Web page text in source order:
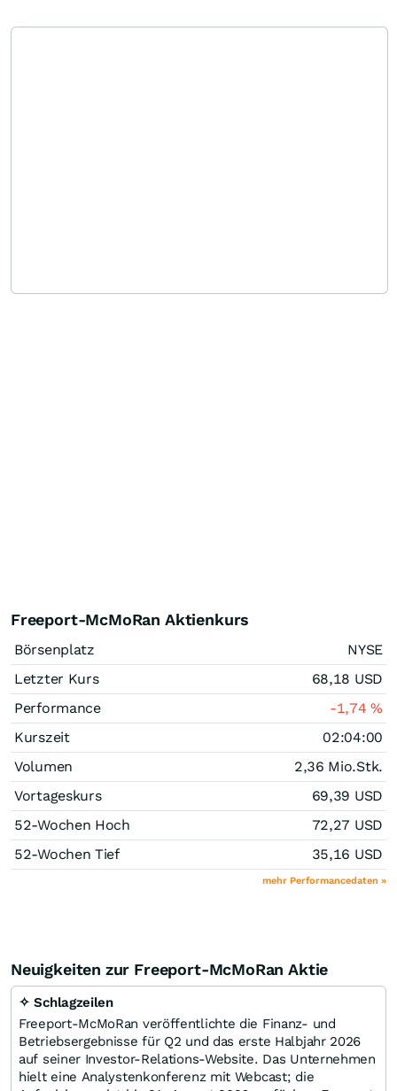
Freeport-McMoRan Aktienkurs
Börsenplatz
NYSE
Letzter Kurs
68,18 USD
Performance
-1,74%
Kurszeit
02:04:00
Volumen
2,36 Mio.Stk.
Vortageskurs
69,39 USD
52-Wochen Hoch
72,27 USD
52-Wochen Tief
35,16 USD
mehr Performancedaten »
Neuigkeiten zur Freeport-McMoRan Aktie
✧ Schlagzeilen
Freeport-McMoRan veröffentlichte die Finanz- und
Betriebsergebnisse für Q2 und das erste Halbjahr 2026
auf seiner Investor-Relations-Website. Das Unternehmen
hielt eine Analystenkonferenz mit Webcast; die